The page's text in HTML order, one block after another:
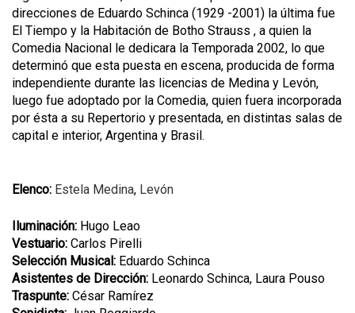
direcciones de Eduardo Schinca (1929 -2001) la última fue
El Tiempo y la Habitación de Botho Strauss , a quien la
Comedia Nacional le dedicara la Temporada 2002, lo que
determinó que esta puesta en escena, producida de forma
independiente durante las licencias de Medina y Levón,
luego fue adoptado por la Comedia, quien fuera incorporada
por ésta a su Repertorio y presentada, en distintas salas de
capital e interior, Argentina y Brasil.
Elenco: Estela Medina, Levón
Iluminación: Hugo Leao
Vestuario: Carlos Pirelli
Selección Musical: Eduardo Schinca
Asistentes de Dirección: Leonardo Schinca, Laura Pouso
Traspunte: César Ramírez